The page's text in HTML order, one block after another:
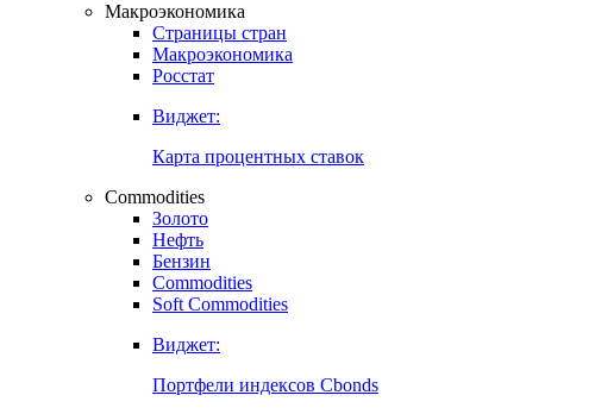
Макроэкономика
Страницы стран
Макроэкономика
Росстат
Виджет:
Карта процентных ставок
Commodities
Золото
Нефть
Бензин
Commodities
Soft Commodities
Виджет:
Портфели индексов Cbonds